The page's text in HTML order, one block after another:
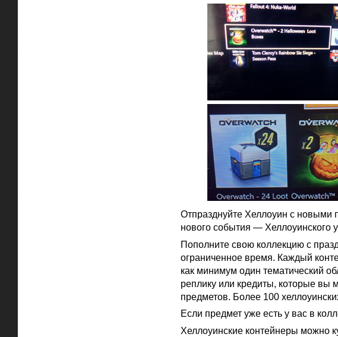
Отпразднуйте Хеллоуин с
нового события — Хеллоуинского
Пополните свою коллекцию с
ограниченное время. Каждый
как минимум один тематический
реплику или кредиты, которые вы
предметов. Более 100
Если предмет уже есть у вас в
Хеллоуинские контейнеры можно